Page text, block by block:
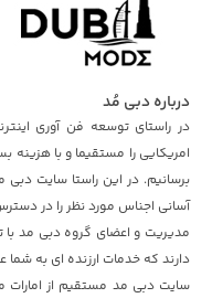
درباره دبی مُد
در راستای توسعه فن آوری
امریکایی را مستقیما و با
برسانیم. در این راستا سایت
آسانی اجناس مورد نظر را در
مدیریت و اعضای گروه دبی مد
دارند که خدمات ارزنده ای به شما
سایت دبی مد مستقیم از امارات